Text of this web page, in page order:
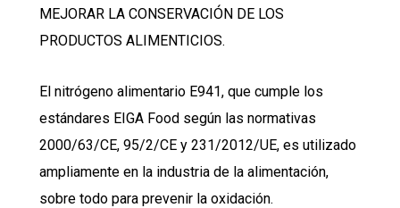
MEJORAR LA CONSERVACIÓN DE LOS
PRODUCTOS ALIMENTICIOS.
El nitrógeno alimentario E941, que cumple los
estándares EIGA Food según las normativas
2000/63/CE, 95/2/CE y 231/2012/UE, es utilizado
ampliamente en la industria de la alimentación,
sobre todo para prevenir la oxidación.